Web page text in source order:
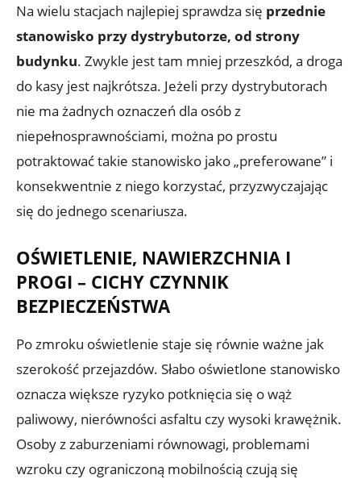
Na wielu stacjach najlepiej sprawdza się przednie
stanowisko przy dystrybutorze, od strony
budynku. Zwykle jest tam mniej przeszkód, a droga
do kasy jest najkrótsza. Jeżeli przy dystrybutorach
nie ma żadnych oznaczeń dla osób z
niepełnosprawnościami, można po prostu
potraktować takie stanowisko jako „preferowane” i
konsekwentnie z niego korzystać, przyzwyczajając
się do jednego scenariusza.
OŚWIETLENIE, NAWIERZCHNIA I
PROGI – CICHY CZYNNIK
BEZPIECZEŃSTWA
Po zmroku oświetlenie staje się równie ważne jak
szerokość przejazdów. Słabo oświetlone stanowisko
oznacza większe ryzyko potknięcia się o wąż
paliwowy, nierówności asfaltu czy wysoki krawężnik.
Osoby z zaburzeniami równowagi, problemami
wzroku czy ograniczoną mobilnością czują się